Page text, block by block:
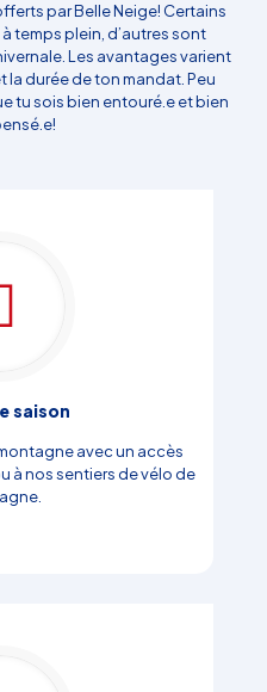
par Belle Neige! Certains
temps plein, d’autres sont
Les avantages varient
durée de ton mandat. Peu
tu sois bien entouré.e et bien
saison
avec un accès
à nos sentiers de vélo de